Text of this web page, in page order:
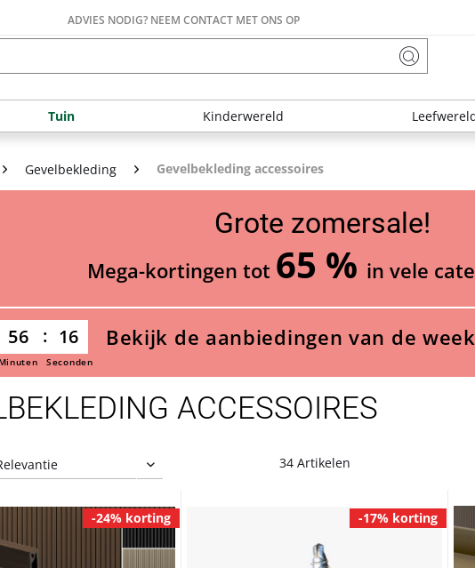
ADVIES NODIG? NEEM CONTACT MET ONS OP
Tuin Kinderwereld
Gevelbekleding Gevelbekleding accessoires
Grote zomersale!
Mega-kortingen tot 65 % in vele
56 15
Minuten Seconden
Bekijk de aanbiedingen van de
ACCESSOIRES
34 Artikelen
-24% korting -17% korting